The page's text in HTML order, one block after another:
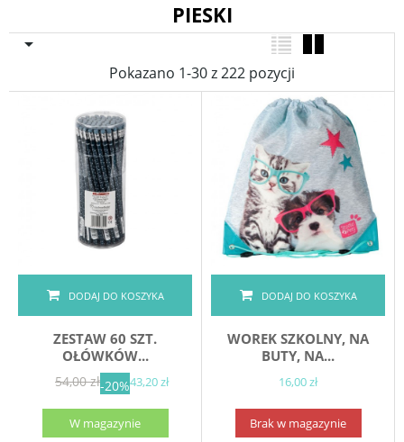
PIESKI

Pokazano 1-30 z 222 pozycji
DODAJ DO KOSZYKA
ZESTAW 60 SZT.
OŁÓWKÓW...
54,00 zł-20%43,20 zł
W magazynie
DODAJ DO KOSZYKA
WOREK SZKOLNY, NA
BUTY, NA...
16,00 zł
Brak w magazynie